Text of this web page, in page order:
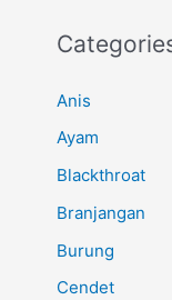
Anis
Ayam
Blackthroat
Branjangan
Burung
Cendet